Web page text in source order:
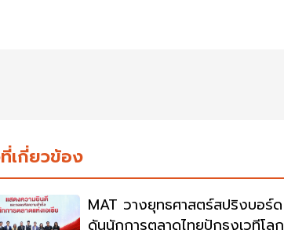
เกี่ยวข้อง
MAT วางยุทธศาสตร์สปริงบอร์ด
ดันนักการตลาดไทยปักธงเวทีโลก